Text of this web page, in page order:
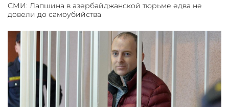
СМИ: Лапшина в азербайджанской тюрьме едва не
довели до самоубийства